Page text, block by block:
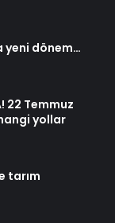
yeni dönem…
22 Temmuz
yollar
tarım